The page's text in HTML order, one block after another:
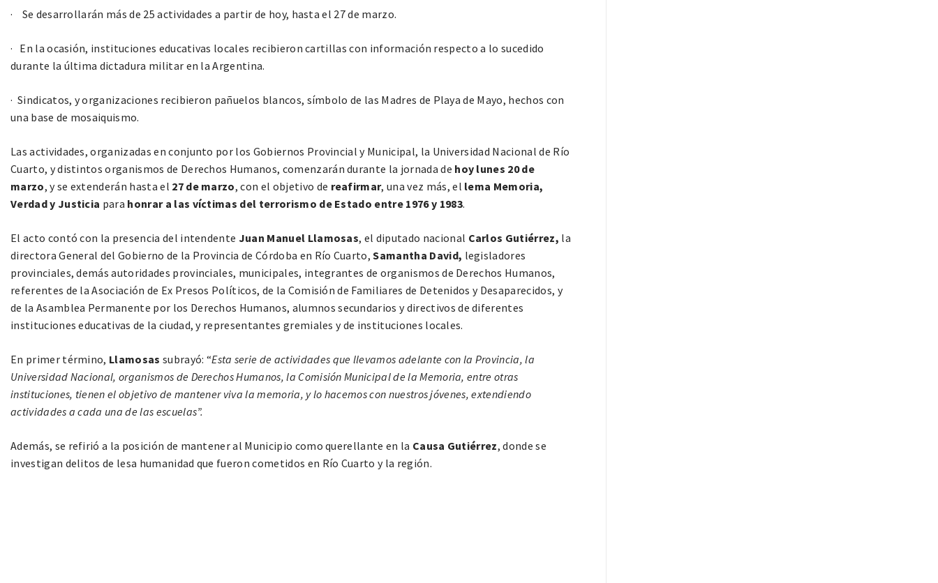
· Se desarrollarán más de 25 actividades a partir de hoy, hasta el 27 de marzo.
· En la ocasión, instituciones educativas locales recibieron cartillas con información respecto a lo sucedido
durante la última dictadura militar en la Argentina.
· Sindicatos, y organizaciones recibieron pañuelos blancos, símbolo de las Madres de Playa de Mayo, hechos con
una base de mosaiquismo.
Las actividades, organizadas en conjunto por los Gobiernos Provincial y Municipal, la Universidad Nacional de Río
Cuarto, y distintos organismos de Derechos Humanos, comenzarán durante la jornada de hoy lunes 20 de
marzo, y se extenderán hasta el 27 de marzo, con el objetivo de reafirmar, una vez más, el lema Memoria,
Verdad y Justicia para honrar a las víctimas del terrorismo de Estado entre 1976 y 1983.
El acto contó con la presencia del intendente Juan Manuel Llamosas, el diputado nacional Carlos Gutiérrez, la
directora General del Gobierno de la Provincia de Córdoba en Río Cuarto,Samantha David, legisladores
provinciales, demás autoridades provinciales, municipales, integrantes de organismos de Derechos Humanos,
referentes de la Asociación de Ex Presos Políticos, de la Comisión de Familiares de Detenidos y Desaparecidos, y
de la Asamblea Permanente por los Derechos Humanos, alumnos secundarios y directivos de diferentes
instituciones educativas de la ciudad, y representantes gremiales y de instituciones locales.
En primer término, Llamosas subrayó: “Esta serie de actividades que llevamos adelante con la Provincia, la
Universidad Nacional, organismos de Derechos Humanos, la Comisión Municipal de la Memoria, entre otras
instituciones, tienen el objetivo de mantener viva la memoria, y lo hacemos con nuestros jóvenes, extendiendo
actividades a cada una de las escuelas”.
Además, se refirió a la posición de mantener al Municipio como querellante en la Causa Gutiérrez, donde se
investigan delitos de lesa humanidad que fueron cometidos en Río Cuarto y la región.